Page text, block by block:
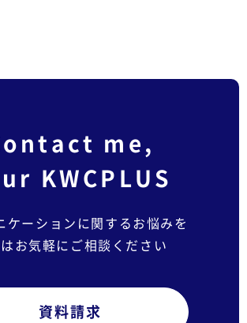
me,
KWCPLUS
ケーションに関するお悩みを
お気軽にご相談ください
資料請求